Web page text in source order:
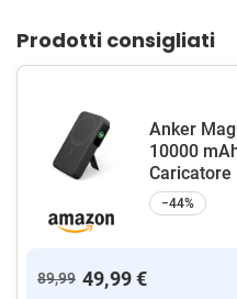
Prodotti consigliati
Anker
10000
Caricatore
−44%
89,99 49,99 €